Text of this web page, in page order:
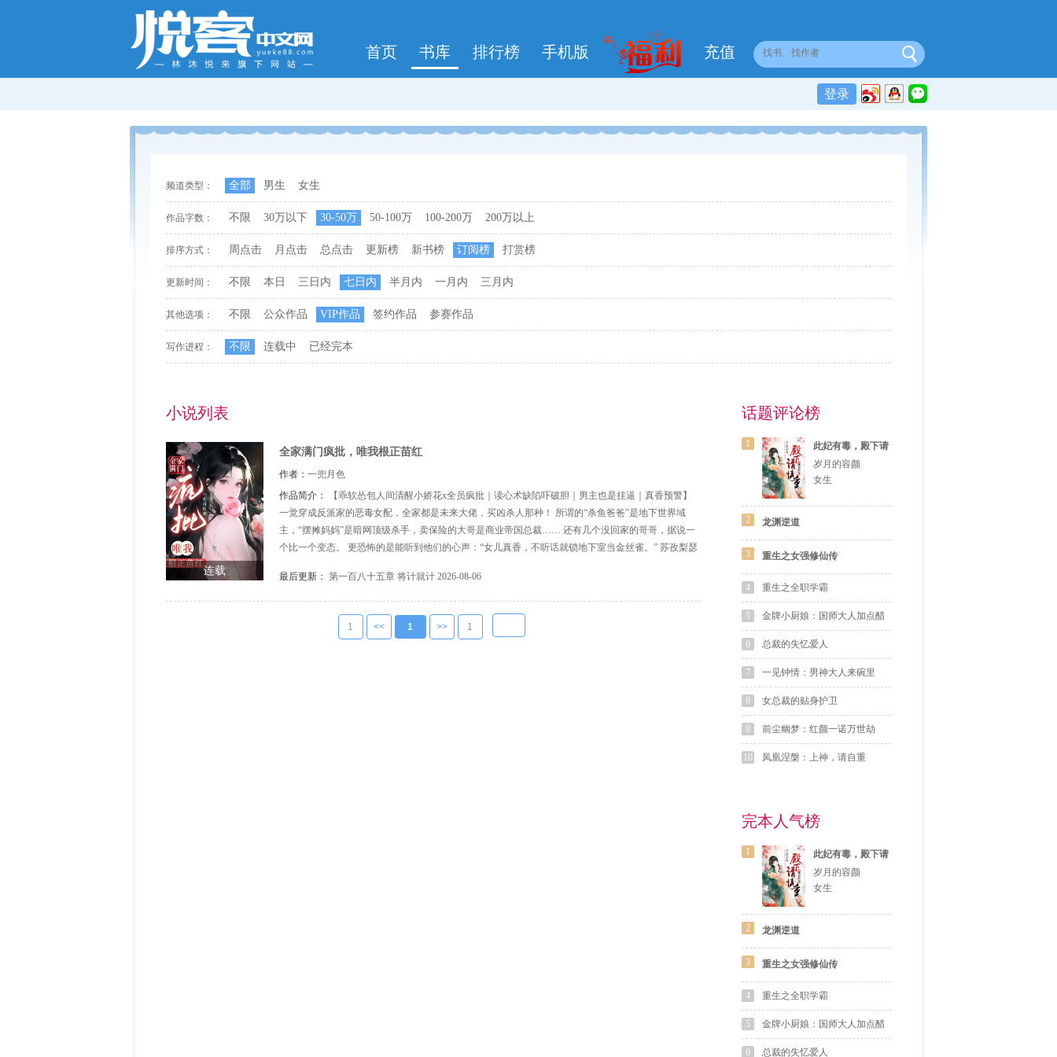
首页 书库 排行榜 手机版 充值
登录
频道类型： 全部 男生 女生
作品字数： 不限 30万以下 30-50万 50-100万 100-200万 200万以上
排序方式： 周点击 月点击 总点击 更新榜 新书榜 订阅榜 打赏榜
更新时间： 不限 本日 三日内 七日内 半月内 一月内 三月内
其他选项： 不限 公众作品 VIP作品 签约作品 参赛作品
写作进程： 不限 连载中 已经完本
小说列表
连载
全家满门疯批，唯我根正苗红
作者： 一兜月色
作品简介：
【乖软怂包人间清醒小娇花x全员疯批｜读心术缺陷吓破胆｜男主也是挂逼｜真香预警】
一觉穿成反派家的恶毒女配，全家都是未来大佬，买凶杀人那种！ 所谓的“杀鱼爸爸”是地下世界域
主，“摆摊妈妈”是暗网顶级杀手，卖保险的大哥是商业帝国总裁…… 还有几个没回家的哥哥，据说一
个比一个变态。 更恐怖的是能听到他们的心声：“女儿真香，不听话就锁地下室当金丝雀。” 苏孜梨瑟
她以为抱上了男主大腿，结果却是全书最变态的反派傅肆...
最后更新： 第一百八十五章 将计就计 2026-08-06
1 << 1 >> 1
话题评论榜
1
此妃有毒，殿下请
慎重
岁月的容颜
女生
2 龙渊逆道
3 重生之女强修仙传
4 重生之全职学霸
5 金牌小厨娘：国师大人加点醋
6 总裁的失忆爱人
7 一见钟情：男神大人来碗里
8 女总裁的贴身护卫
9 前尘幽梦：红颜一诺万世劫
10 凤凰涅槃：上神，请自重
完本人气榜
1
此妃有毒，殿下请
慎重
岁月的容颜
女生
2 龙渊逆道
3 重生之女强修仙传
4 重生之全职学霸
5 金牌小厨娘：国师大人加点醋
6 总裁的失忆爱人